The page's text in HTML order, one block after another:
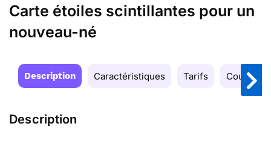
Carte étoiles scintillantes pour un
nouveau-né
Description Caractéristiques Tarifs Couleurs
Description